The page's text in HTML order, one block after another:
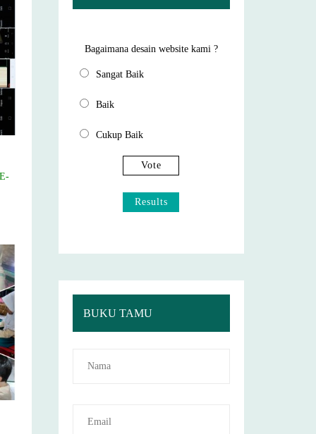
Bagaimana desain website kami ?
Sangat Baik
Baik
Cukup Baik
Vote
Results
BUKU TAMU